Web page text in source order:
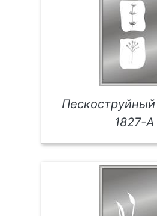
1827-А